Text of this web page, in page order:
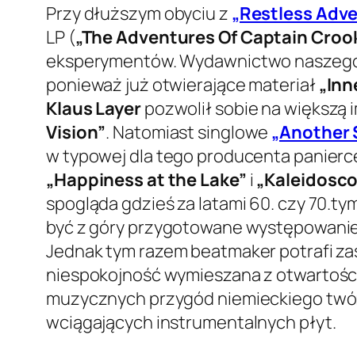
Przy dłuższym obyciu z „Restless
LP („The Adventures Of Captain
eksperymentów. Wydawnictwo
ponieważ już otwierające materiał
Klaus Layerpozwolił sobie na
Vision”. Natomiast singlowe „Another
w typowej dla tego producenta
„Happiness at the Lake” i
spogląda gdzieś za latami 60. czy
być z góry przygotowane
Jednak tym razem beatmaker potrafi
niespokojność wymieszana z
muzycznych przygód niemieckiego
wciągających instrumentalnych płyt.